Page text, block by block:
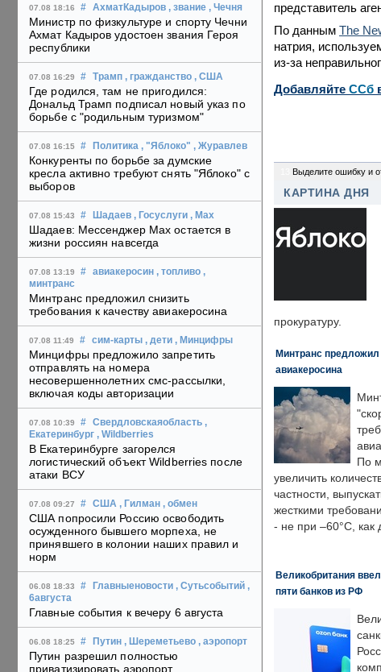
07.08 18:16 # АхматКадыров , звание , Чечня
Министр по физкультуре и спорту Чечни
Ахмат Кадыров удостоен звания Героя
республики
07.08 16:29 # Трамп , гражданство , США
Где родился, там не пригодился:
Дональд Трамп подписал новый указ по
борьбе с "родильным туризмом"
07.08 16:15 # Политика , "Яблоко" , Журавлев
Конкуренты по борьбе за думские
кресла активно требуют снять "Яблоко" с
выборов
07.08 15:43 # Шадаев , Госуслуги , Max
Шадаев: Мессенджер Max остается в
жизни россиян навсегда
07.08 13:19 # авиакеросин , топливо ,
минтранс
Минтранс предложил снизить
требования к качеству авиакеросина
07.08 11:49 # сим-карты , дети , Минцифры
Минцифры предложило запретить
отправлять на номера
несовершеннолетних смс-рассылки,
включая коды авторизации
07.08 10:39 # Свердловскаяобласть ,
Екатеринбург , Wildberries
В Екатеринбурге загорелся
логистический объект Wildberries после
атаки ВСУ
07.08 09:27 # США , Гилман , обмен
США попросили Россию освободить
осужденного бывшего морпеха, не
принявшего в колонии наших правил и
норм
06.08 18:33 # Главныеновости , Сутьсобытий ,
6августа
Главные события к вечеру 6 августа
06.08 18:25 # Путин , Шереметьево , аэропорт
Путин разрешил полностью
приватизировать аэропорт
представитель
По данным The
натрия,
из-за
Добавляйте CСб
Выделите ошибку и
КАРТИНА ДНЯ
прокуратуру.
Минтранс предложил
авиакеросина
По
увеличить
частности,
жесткими
- не при –60°C, как
Великобритания
пяти банков из РФ